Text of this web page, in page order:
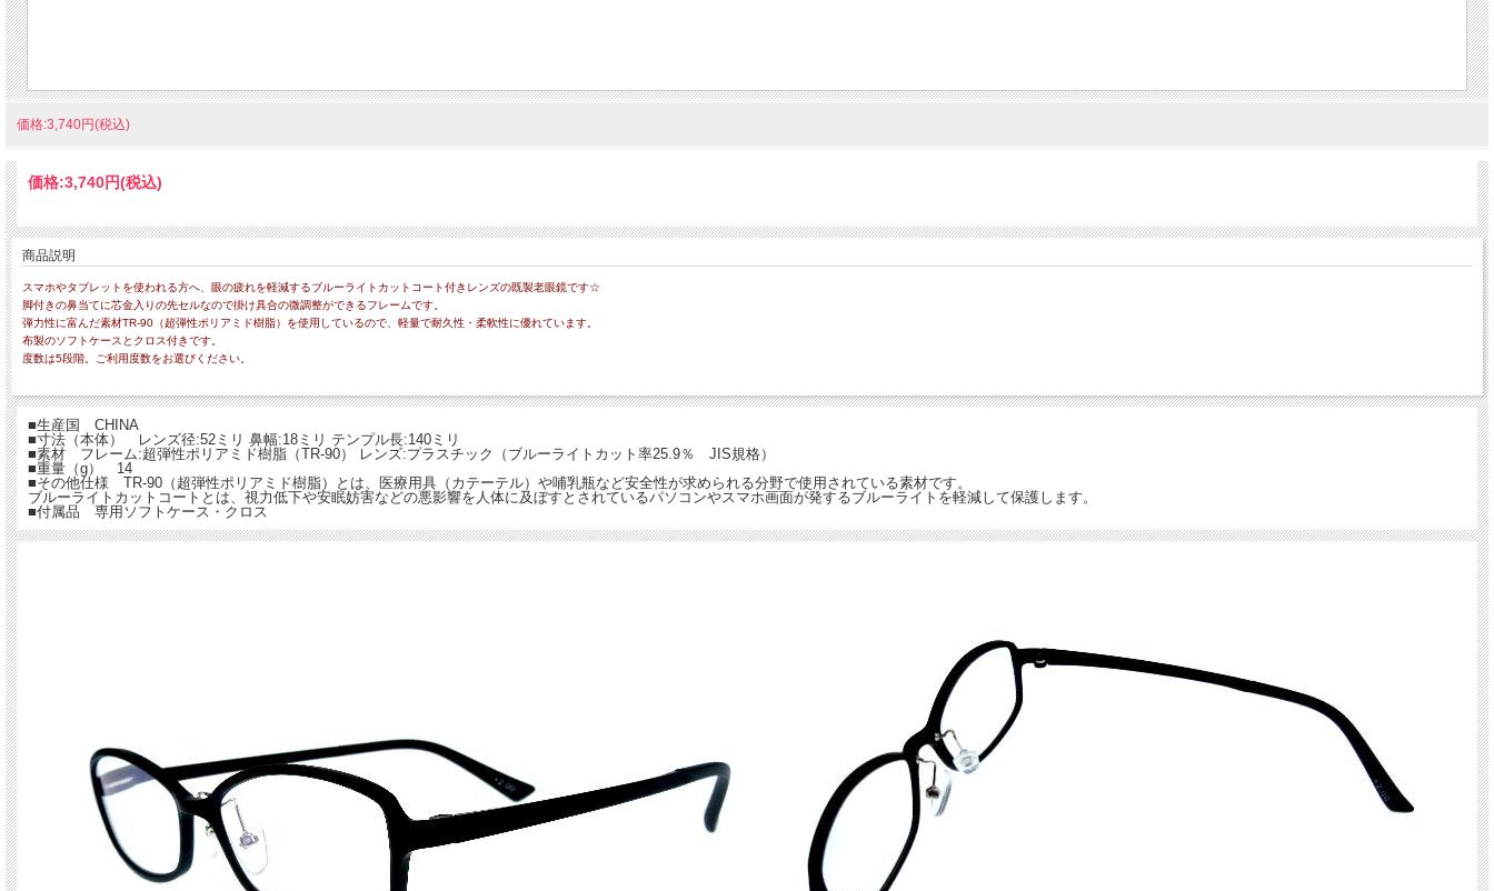
価格:3,740円(税込)
価格:3,740円(税込)
商品説明
スマホやタブレットを使われる方へ、眼の疲れを軽減するブルーライトカットコート付きレンズの既製老眼鏡です☆
脚付きの鼻当てに芯金入りの先セルなので掛け具合の微調整ができるフレームです。
弾力性に富んだ素材TR-90（超弾性ポリアミド樹脂）を使用しているので、軽量で耐久性・柔軟性に優れています。
布製のソフトケースとクロス付きです。
度数は5段階。ご利用度数をお選びください。
■生産国 CHINA
■寸法（本体） レンズ径:52ミリ 鼻幅:18ミリ テンプル長:140ミリ
■素材 フレーム:超弾性ポリアミド樹脂（TR-90） レンズ:プラスチック（ブルーライトカット率25.9％ JIS規格）
■重量（g） 14
■その他仕様 TR-90（超弾性ポリアミド樹脂）とは、医療用具（カテーテル）や哺乳瓶など安全性が求められる分野で使用されている素材です。
ブルーライトカットコートとは、視力低下や安眠妨害などの悪影響を人体に及ぼすとされているパソコンやスマホ画面が発するブルーライトを軽減して保護します。
■付属品 専用ソフトケース・クロス